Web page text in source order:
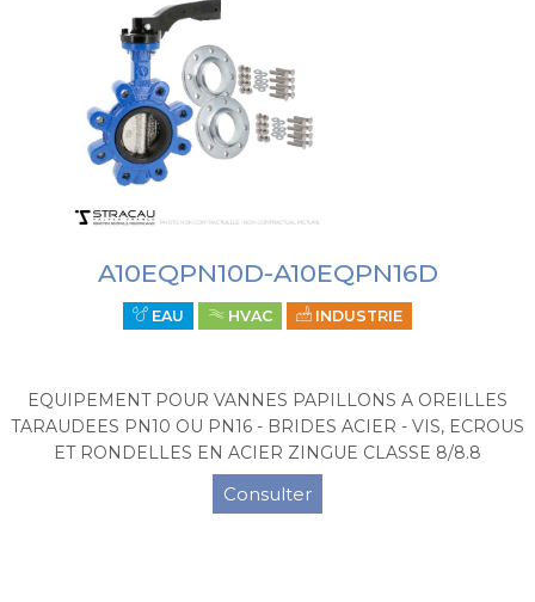
A10EQPN10D-A10EQPN16D
EAU HVAC INDUSTRIE
EQUIPEMENT POUR VANNES PAPILLONS A OREILLES
TARAUDEES PN10 OU PN16 - BRIDES ACIER - VIS, ECROUS
ET RONDELLES EN ACIER ZINGUE CLASSE 8/8.8
Consulter